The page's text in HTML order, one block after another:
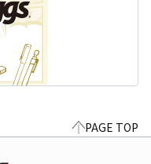
PAGE TOP